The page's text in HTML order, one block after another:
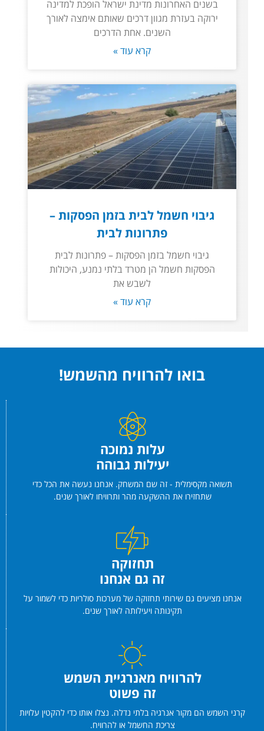
בשנים האחרונות מדינת ישראל הופכת למדינה
ירוקה בעזרת מגוון דרכים שאותם אימצה לאורך
השנים. אחת הדרכים
קרא עוד »
גיבוי חשמל לבית בזמן הפסקות –
פתרונות לבית
גיבוי חשמל בזמן הפסקות – פתרונות לבית
הפסקות חשמל הן מטרד בלתי נמנע, היכולות
לשבש את
קרא עוד »
בואו להרוויח מהשמש!
עלות נמוכה
יעילות גבוהה
תשואה מקסימלית - זה שם המשחק. אנחנו נעשה את הכל כדי
שתחזירו את ההשקעה מהר ותרוויחו לאורך שנים.
תחזוקה
זה גם אנחנו
אנחנו מציעים גם שירותי תחזוקה של מערכות סולריות כדי לשמור על
תקינותה ויעילותה לאורך שנים.
להרוויח מאנרגיית השמש
זה פשוט
קרני השמש הם מקור אנרגיה בלתי נדלה. נצלו אותו כדי להקטין עלויות
צריכת החשמל או להרוויח.